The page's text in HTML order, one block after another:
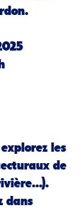
les
de
dans